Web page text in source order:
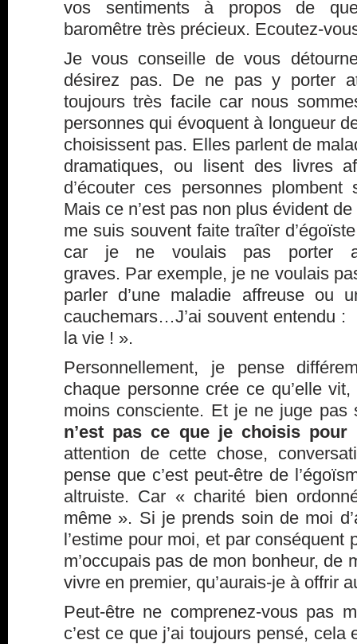
vos sentiments à propos de
baromêtre très précieux. Ecoutez-
Je vous conseille de vous
désirez pas. De ne pas y porter
toujours très facile car nous
personnes qui évoquent à longueur
choisissent pas. Elles parlent de
dramatiques, ou lisent des livres
d’écouter ces personnes plombent
Mais ce n’est pas non plus évident
me suis souvent faite traîter
car je ne voulais pas porter
graves. Par exemple, je ne voulais
parler d’une maladie affreuse ou
cauchemars…J’ai souvent entendu
la vie ! ».
Personnellement, je pense
chaque personne crée ce qu’elle
moins consciente. Et je ne juge
n’est pas ce que je choisis pour
attention de cette chose,
pense que c’est peut-être de
altruiste. Car « charité bien
même ». Si je prends soin de moi
l’estime pour moi, et par conséquent
m’occupais pas de mon bonheur, de
vivre en premier, qu’aurais-je à offrir
Peut-être ne comprenez-vous pas
c’est ce que j’ai toujours pensé,